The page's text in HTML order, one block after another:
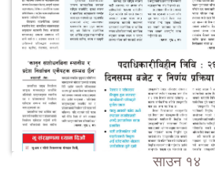
साउन १४